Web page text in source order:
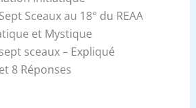
Sceaux au 18° du REAA
et Mystique
sceaux – Expliqué
8 Réponses